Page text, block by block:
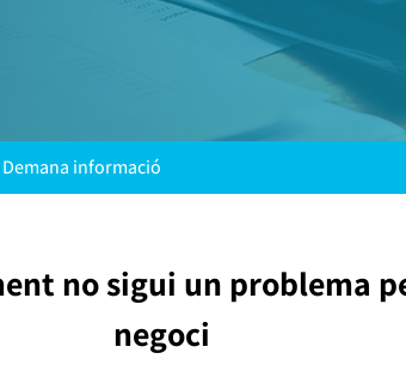
Demana informació
no sigui un problema
negoci